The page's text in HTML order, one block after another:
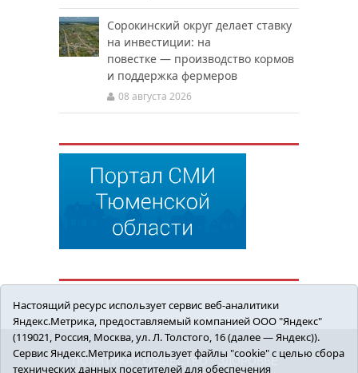
Сорокинский округ делает ставку
на инвестиции: на
повестке — производство кормов
и поддержка фермеров
08 августа 2026
ПОЛИТИКА ОБЩЕСТВО
ЗДОРОВЬЕ
Настоящий ресурс использует сервис веб-аналитики
Яндекс.Метрика, предоставляемый компанией ООО "Яндекс"
(119021, Россия, Москва, ул. Л. Толстого, 16 (далее — Яндекс)).
Сервис Яндекс.Метрика использует файлы "cookie" с целью сбора
технических данных посетителей для обеспечения